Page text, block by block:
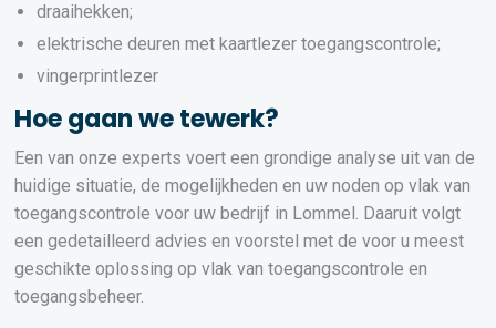
draaihekken;
elektrische deuren met kaartlezer toegangscontrole;
vingerprintlezer
Hoe gaan we tewerk?
Een van onze experts voert een grondige analyse uit van de
huidige situatie, de mogelijkheden en uw noden op vlak van
toegangscontrole voor uw bedrijf in Lommel. Daaruit volgt
een gedetailleerd advies en voorstel met de voor u meest
geschikte oplossing op vlak van toegangscontrole en
toegangsbeheer.